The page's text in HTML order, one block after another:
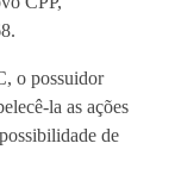
o possuidor
la as ações
de